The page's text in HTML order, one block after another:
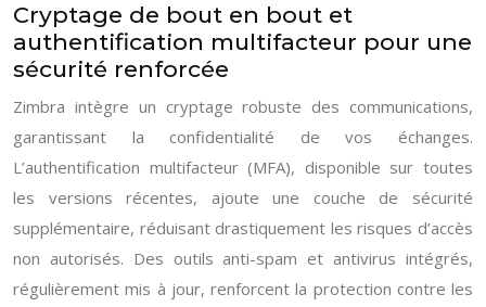
Cryptage de bout en bout et
authentification multifacteur pour une
sécurité renforcée
Zimbra intègre un cryptage robuste des communications,
garantissant la confidentialité de vos échanges.
L’authentification multifacteur (MFA), disponible sur toutes
les versions récentes, ajoute une couche de sécurité
supplémentaire, réduisant drastiquement les risques d’accès
non autorisés. Des outils anti-spam et antivirus intégrés,
régulièrement mis à jour, renforcent la protection contre les